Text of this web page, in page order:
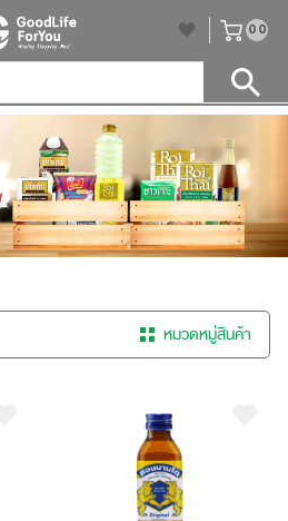
00
หมวดหมู่สินค้า